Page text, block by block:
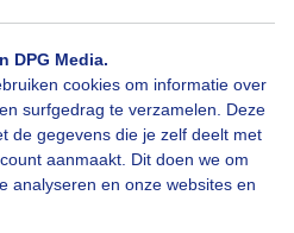
DPG Media.
cookies om informatie over
surfgedrag te verzamelen. Deze
de gegevens die je zelf deelt met
aanmaakt. Dit doen we om
analyseren en onze websites en
geduld aub...